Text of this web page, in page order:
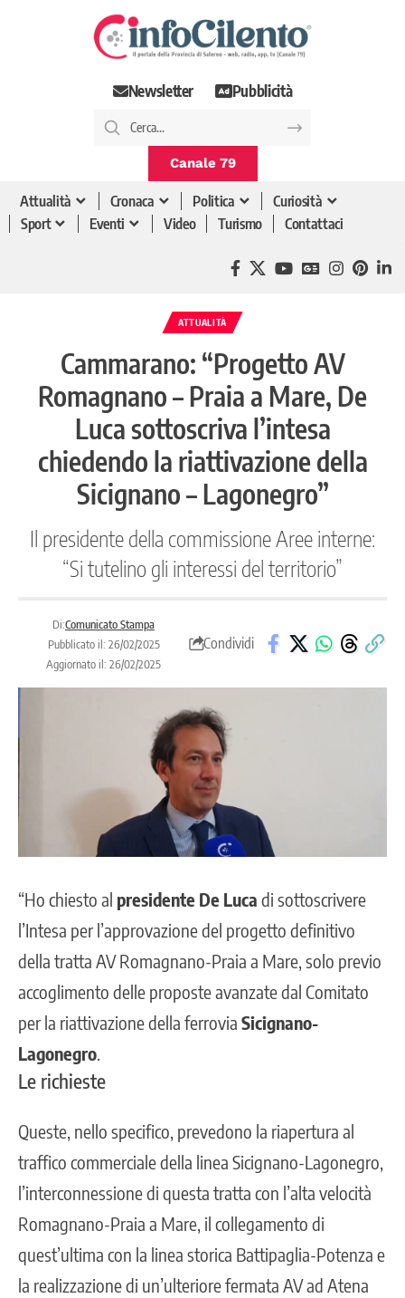
Newsletter Pubblicità
Canale 79
Attualità Cronaca Politica
Curiosità
Sport
Eventi Video Turismo Contattaci
ATTUALITÀ
Cammarano: “Progetto AV
Romagnano – Praia a Mare, De
Luca sottoscriva l’intesa
chiedendo la riattivazione della
Sicignano – Lagonegro”
Il presidente della commissione Aree interne:
“Si tutelino gli interessi del territorio”
Di:Comunicato Stampa
Pubblicato il: 26/02/2025
Aggiornato il: 26/02/2025
Condividi
“Ho chiesto al presidente De Luca di sottoscrivere
l’Intesa per l’approvazione del progetto definitivo
della tratta AV Romagnano-Praia a Mare, solo previo
accoglimento delle proposte avanzate dal Comitato
per la riattivazione della ferrovia Sicignano-
Lagonegro
Le richieste
Queste, nello specifico, prevedono la riapertura al
traffico commerciale della linea Sicignano-Lagonegro,
l’interconnessione di questa tratta con l’alta velocità
Romagnano-Praia a Mare, il collegamento di
quest’ultima con la linea storica Battipaglia-Potenza e
la realizzazione di un’ulteriore fermata AV ad Atena